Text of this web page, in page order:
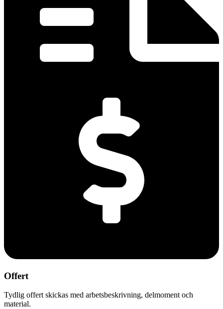
Offert
Tydlig offert skickas med arbetsbeskrivning, delmoment och
material.